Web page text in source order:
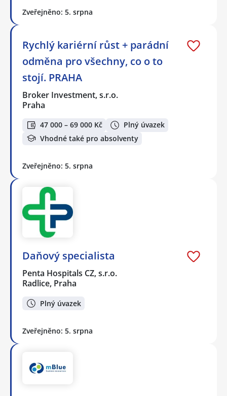
Zveřejněno: 5. srpna
Rychlý kariérní růst + parádní
odměna pro všechny, co o to
stojí. PRAHA
Broker Investment, s.r.o.
Praha
47 000 – 69 000 Kč
Plný úvazek
Vhodné také pro absolventy
Zveřejněno: 5. srpna
Daňový specialista
Penta Hospitals CZ, s.r.o.
Radlice, Praha
Plný úvazek
Zveřejněno: 5. srpna